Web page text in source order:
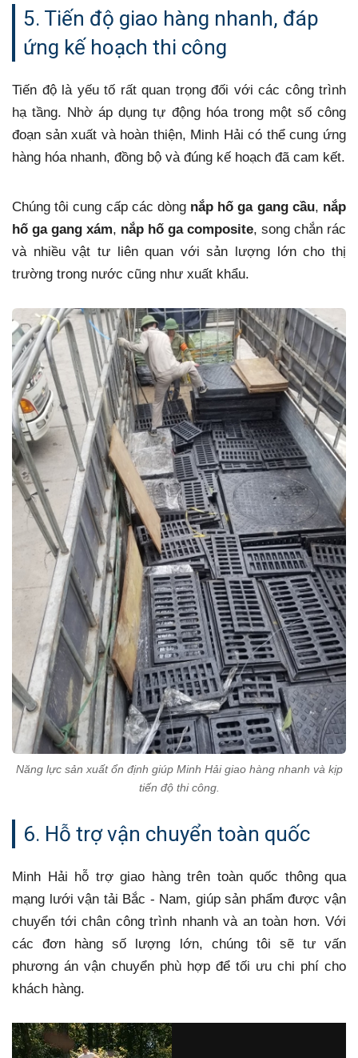
5. Tiến độ giao hàng nhanh, đáp
ứng kế hoạch thi công
Tiến độ là yếu tố rất quan trọng đối với các công trình
hạ tầng. Nhờ áp dụng tự động hóa trong một số công
đoạn sản xuất và hoàn thiện, Minh Hải có thể cung ứng
hàng hóa nhanh, đồng bộ và đúng kế hoạch đã cam kết.
Chúng tôi cung cấp các dòng nắp hố ga gang cầu, nắp
hố ga gang xám, nắp hố ga composite, song chắn rác
và nhiều vật tư liên quan với sản lượng lớn cho thị
trường trong nước cũng như xuất khẩu.
Năng lực sản xuất ổn định giúp Minh Hải giao hàng nhanh và kịp
tiến độ thi công.
6. Hỗ trợ vận chuyển toàn quốc
Minh Hải hỗ trợ giao hàng trên toàn quốc thông qua
mạng lưới vận tải Bắc - Nam, giúp sản phẩm được vận
chuyển tới chân công trình nhanh và an toàn hơn. Với
các đơn hàng số lượng lớn, chúng tôi sẽ tư vấn
phương án vận chuyển phù hợp để tối ưu chi phí cho
khách hàng.